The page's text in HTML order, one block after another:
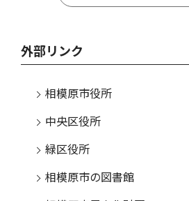
外部リンク
相模原市役所
中央区役所
緑区役所
相模原市の図書館